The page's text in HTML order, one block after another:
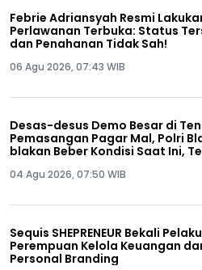
Febrie Adriansyah Resmi
Perlawanan Terbuka: Status
dan Penahanan Tidak Sah!
06 Agu 2026, 07:43 WIB
Desas-desus Demo Besar di
Pemasangan Pagar Mal, Polri
blakan Beber Kondisi Saat Ini,
04 Agu 2026, 07:50 WIB
Sequis SHEPRENEUR Bekali
Perempuan Kelola Keuangan
Personal Branding